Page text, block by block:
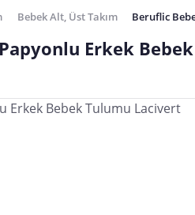
Bebek Alt, Üst Takım Beruflic
Erkek